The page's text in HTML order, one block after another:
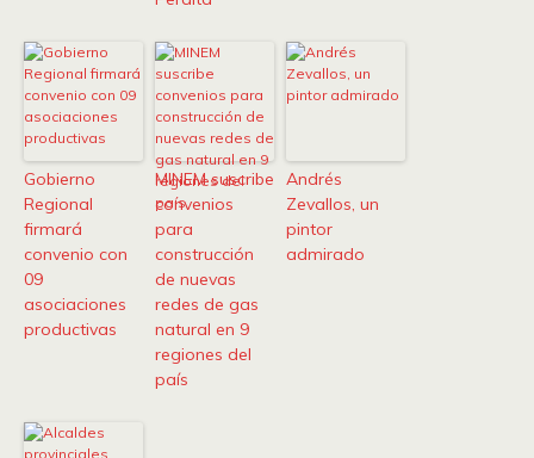
Gobierno
Regional
firmará
convenio con
09
asociaciones
productivas
MINEM suscribe
convenios
para
construcción
de nuevas
redes de gas
natural en 9
regiones del
país
Andrés
Zevallos, un
pintor
admirado